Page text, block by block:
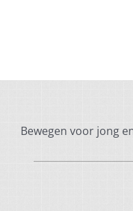
Bewegen voor jong